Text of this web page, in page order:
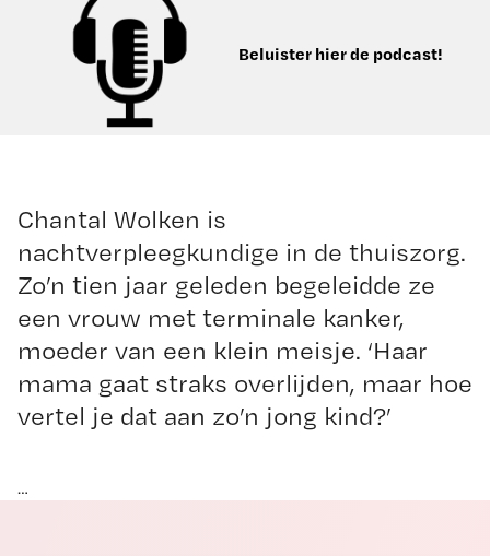
Beluister hier de podcast!
Chantal Wolken is
nachtverpleegkundige in de thuiszorg.
Zo’n tien jaar geleden begeleidde ze
een vrouw met terminale kanker,
moeder van een klein meisje. ‘Haar
mama gaat straks overlijden, maar hoe
vertel je dat aan zo’n jong kind?’
…